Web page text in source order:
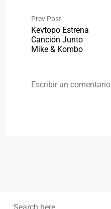
Prev Post
Kevtopo Estrena
Canción Junto
Mike & Kombo
Escribir un comentario